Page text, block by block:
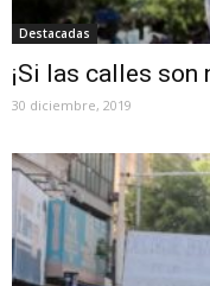
Destacadas
¡Si las calles son
30 diciembre, 2019